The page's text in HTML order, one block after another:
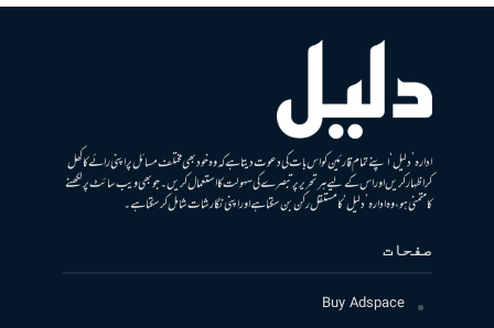
ادارہ ’دلیل‘ اپنے تمام قارئین کو اس بات کی دعوت دیتا ہے کہ وہ خود بھی مختلف مسائل پر اپنی رائے کا کھل
کر اظہار کریں اور اس کے لیے ہر تحریر پر تبصرے کی سہولت کا استعمال کریں۔ جو بھی ویب سائٹ پر لکھنے
کا متمنی ہو، وہ ادارہ ’دلیل‘ کا مستقل رکن بن سکتا ہے اور اپنی نگارشات شامل کرسکتا ہے۔
صفحات
Buy Adspace